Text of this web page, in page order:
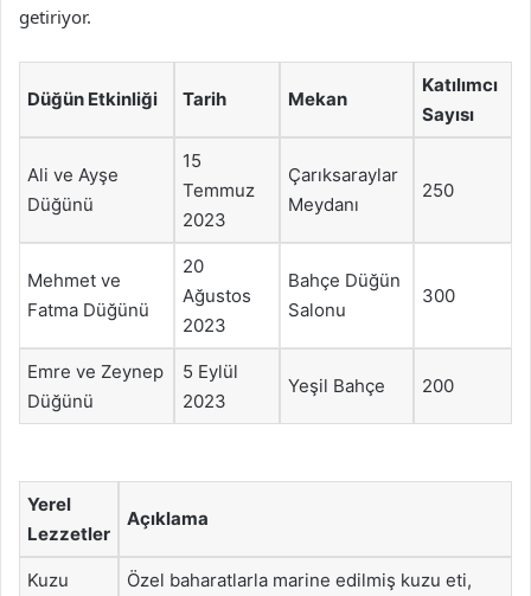
getiriyor.
Düğün Etkinliği Tarih Mekan
Katılımcı
Sayısı
Ali ve Ayşe
Düğünü
15
Temmuz
2023
Çarıksaraylar
Meydanı
250
Mehmet ve
Fatma Düğünü
20
Ağustos
2023
Bahçe Düğün
Salonu
300
Emre ve Zeynep
Düğünü
5 Eylül
2023
Yeşil Bahçe 200
Yerel
Lezzetler
Açıklama
Kuzu
Özel baharatlarla marine edilmiş kuzu eti,